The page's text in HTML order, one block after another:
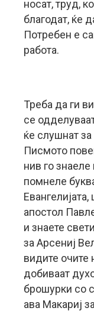
носат, труд,
благодат, ќе
Потребен е
работа.
Треба да ги
се
ќе слушнат за
Писмото
нив го
помнеле
апостол
и знаете
за Арсениј
видите очите
добиваат
брошурки со
ава Макариј